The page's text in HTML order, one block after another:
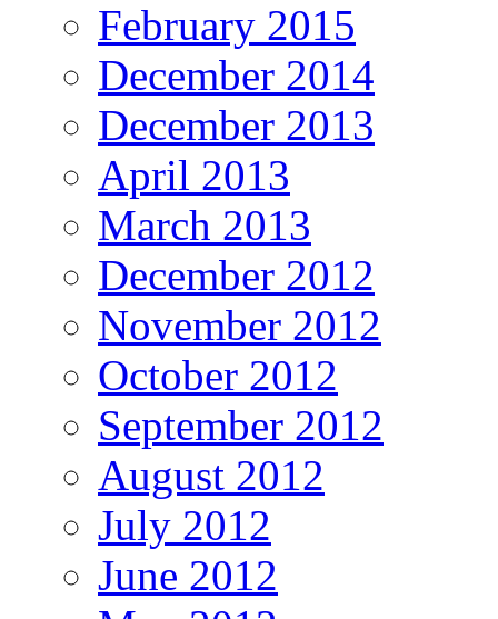
February 2015
December 2014
December 2013
April 2013
March 2013
December 2012
November 2012
October 2012
September 2012
August 2012
July 2012
June 2012